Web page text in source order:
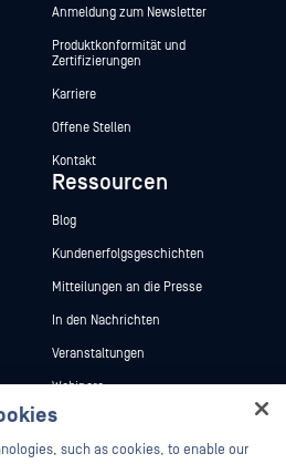
Anmeldung zum Newsletter
Produktkonformität und
Zertifizierungen
Karriere
Offene Stellen
Kontakt
Ressourcen
Blog
Kundenerfolgsgeschichten
Mitteilungen an die Presse
In den Nachrichten
Veranstaltungen
Webinare
Datenblätter
Weiße Papiere
such as cookies, to enable our